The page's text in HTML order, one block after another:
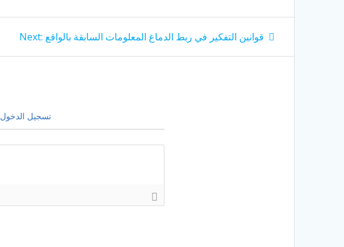
Next: Next
قوانين التفكير في ربط الدماغ المعلومات السابقة بالواقع
تسجيل الدخول